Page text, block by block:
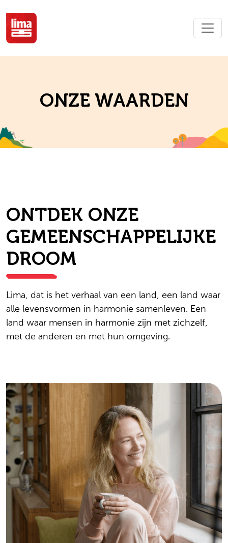
ONZE WAARDEN
ONTDEK ONZE
GEMEENSCHAPPELIJKE
DROOM
Lima, dat is het verhaal van een land, een land waar
alle levensvormen in harmonie samenleven. Een
land waar mensen in harmonie zijn met zichzelf,
met de anderen en met hun omgeving.